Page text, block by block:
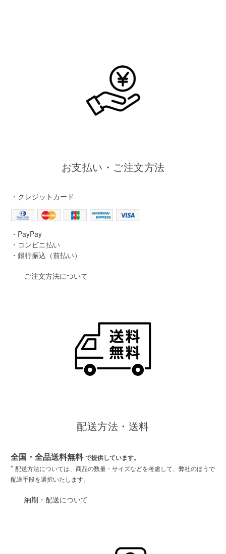
お支払い・ご注文方法
・クレジットカード
・PayPay
・コンビニ払い
・銀行振込（前払い）
ご注文方法について
配送方法・送料
全国・全品送料無料 で提供しています。
* 配送方法については、商品の数量・サイズなどを考慮して、弊社のほうで
配送手段を選択いたします。
納期・配送について